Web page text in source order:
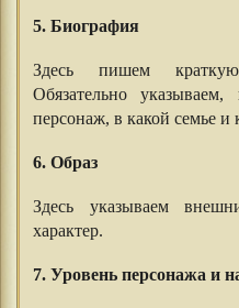
5. Биография
Здесь пишем
Обязательно
персонаж, в какой семье и
6. Образ
Здесь указываем
характер.
7. Уровень персонажа и